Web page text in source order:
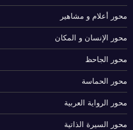
محور أعلام و مشاهير
محور الإنسان و المكان
محور الجاحظ
محور الحماسة
محور الرواية العربية
محور السيرة الذاتية